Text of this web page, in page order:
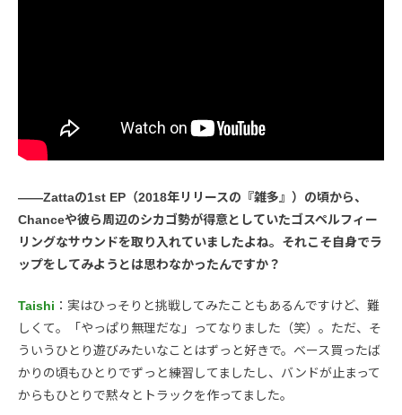
――Zattaの1st EP（2018年リリースの『雑多』）の頃から、
Chanceや彼ら周辺のシカゴ勢が得意としていたゴスペルフィー
リングなサウンドを取り入れていましたよね。それこそ自身でラ
ップをしてみようとは思わなかったんですか？
Taishi ：実はひっそりと挑戦してみたこともあるんですけど、難
しくて。「やっぱり無理だな」ってなりました（笑）。ただ、そ
ういうひとり遊びみたいなことはずっと好きで。ベース買ったば
かりの頃もひとりでずっと練習してましたし、バンドが止まって
からもひとりで黙々とトラックを作ってました。